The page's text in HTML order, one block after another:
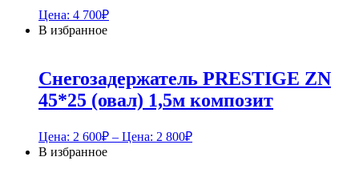
Цена: 4 700₽
В избранное
Снегозадержатель PRESTIGE ZN
45*25 (овал) 1,5м композит
Цена: 2 600₽ – Цена: 2 800₽
В избранное